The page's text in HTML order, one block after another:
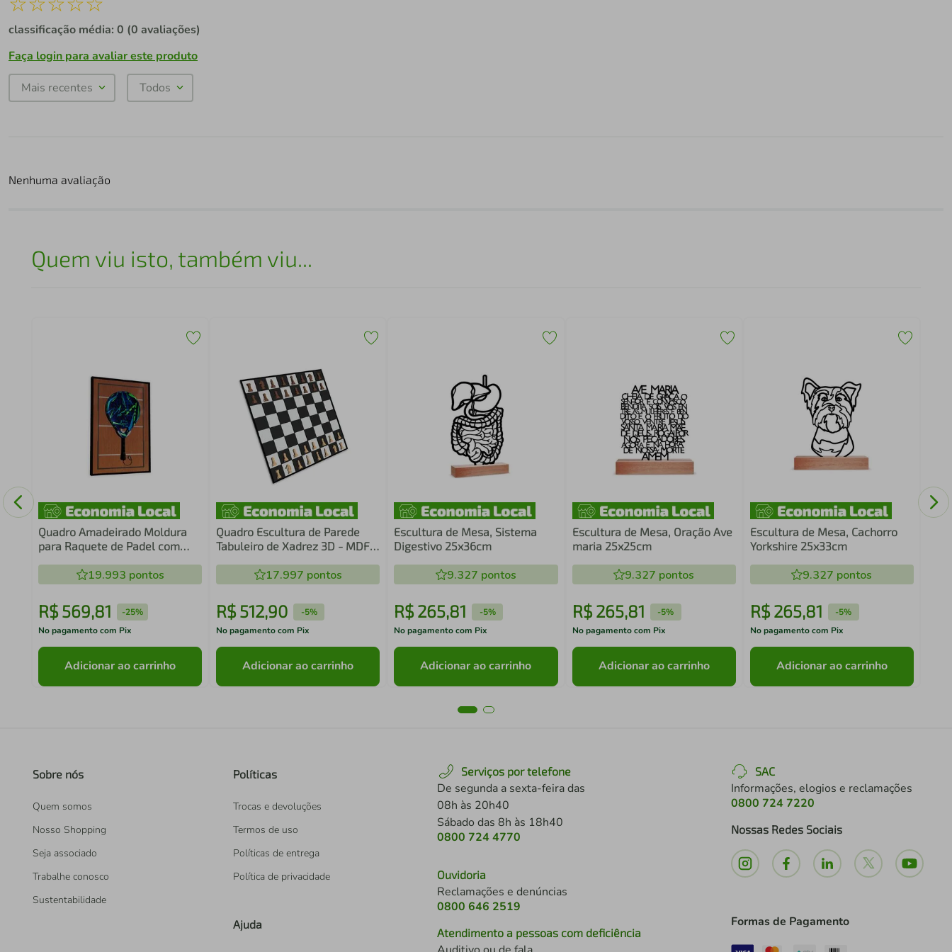
classificação média: 0 (0 avaliações)
Faça login para avaliar este produto
Mais recentes Todos
Nenhuma avaliação
Quem viu isto, também viu...
Quadro Amadeirado Moldura
para Raquete de Padel com
19.993 pontos
R$ 569,81 -25%
No pagamento com Pix
Adicionar ao carrinho
Quadro Escultura de Parede
Tabuleiro de Xadrez 3D - MDF
17.997 pontos
R$ 512,90 -5%
No pagamento com Pix
Adicionar ao carrinho
Escultura de Mesa, Sistema
Digestivo 25x36cm
9.327 pontos
R$265,81 -5%
No pagamento com Pix
Adicionar ao carrinho
Escultura de Mesa, Oração Ave
maria 25x25cm
9.327 pontos
R$ 265,81 -5%
No pagamento com Pix
Adicionar ao carrinho
Escultura de Mesa, Cachorro
Yorkshire 25x33cm
9.327 pontos
R$ 265,81 -5%
No pagamento com Pix
Adicionar ao carrinho
Sobre nós
Quem somos
Nosso Shopping
Seja associado
Trabalhe conosco
Sustentabilidade
Políticas
Trocas e devoluções
Termos de uso
Políticas de entrega
Política de privacidade
Ajuda
Serviços por telefone
De segunda a sexta-feira das
08h às 20h40
Sábado das 8h às 18h40
0800 724 4770
Ouvidoria
Reclamações e denúncias
0800 646 2519
Atendimento a pessoas com deficiência
SAC
Informações, elogios e reclamações
0800 724 7220
Nossas Redes Sociais
Formas de Pagamento